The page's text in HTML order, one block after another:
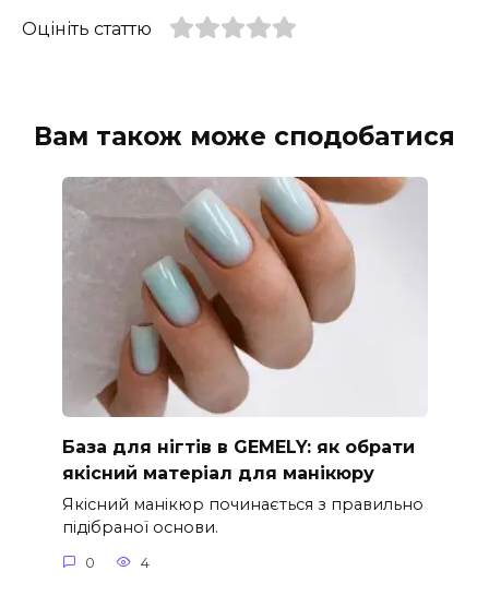
Оцініть статтю
Вам також може сподобатися
База для нігтів в GEMELY: як обрати
якісний матеріал для манікюру
Якісний манікюр починається з правильно
підібраної основи.
0 4